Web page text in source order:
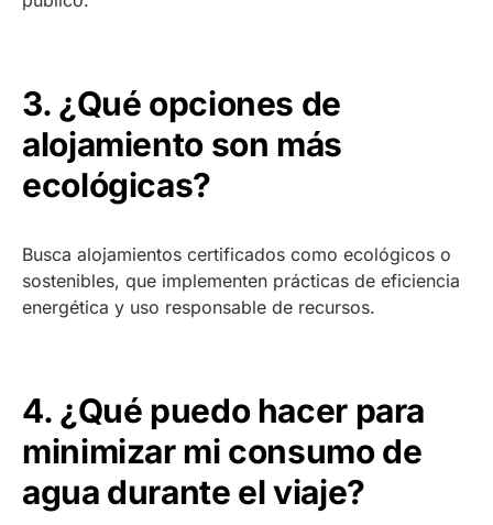
3. ¿Qué opciones de
alojamiento son más
ecológicas?
Busca alojamientos certificados como ecológicos o
sostenibles, que implementen prácticas de eficiencia
energética y uso responsable de recursos.
4. ¿Qué puedo hacer para
minimizar mi consumo de
agua durante el viaje?